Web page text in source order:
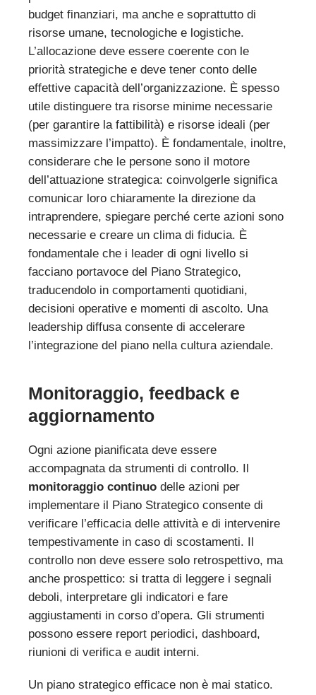
budget finanziari, ma anche e soprattutto di
risorse umane, tecnologiche e logistiche.
L’allocazione deve essere coerente con le
priorità strategiche e deve tener conto delle
effettive capacità dell’organizzazione. È spesso
utile distinguere tra risorse minime necessarie
(per garantire la fattibilità) e risorse ideali (per
massimizzare l’impatto). È fondamentale, inoltre,
considerare che le persone sono il motore
dell’attuazione strategica: coinvolgerle significa
comunicar loro chiaramente la direzione da
intraprendere, spiegare perché certe azioni sono
necessarie e creare un clima di fiducia. È
fondamentale che i leader di ogni livello si
facciano portavoce del Piano Strategico,
traducendolo in comportamenti quotidiani,
decisioni operative e momenti di ascolto. Una
leadership diffusa consente di accelerare
l’integrazione del piano nella cultura aziendale.
Monitoraggio, feedback e
aggiornamento
Ogni azione pianificata deve essere
accompagnata da strumenti di controllo. Il
monitoraggio continuodelle azioni per
implementare il Piano Strategico consente di
verificare l’efficacia delle attività e di intervenire
tempestivamente in caso di scostamenti. Il
controllo non deve essere solo retrospettivo, ma
anche prospettico: si tratta di leggere i segnali
deboli, interpretare gli indicatori e fare
aggiustamenti in corso d’opera. Gli strumenti
possono essere report periodici, dashboard,
riunioni di verifica e audit interni.
Un piano strategico efficace non è mai statico.